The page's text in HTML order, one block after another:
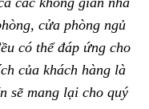
cửa phòng ngủ
có thể đáp ứng cho
của khách hàng là
sẽ mang lại cho quý